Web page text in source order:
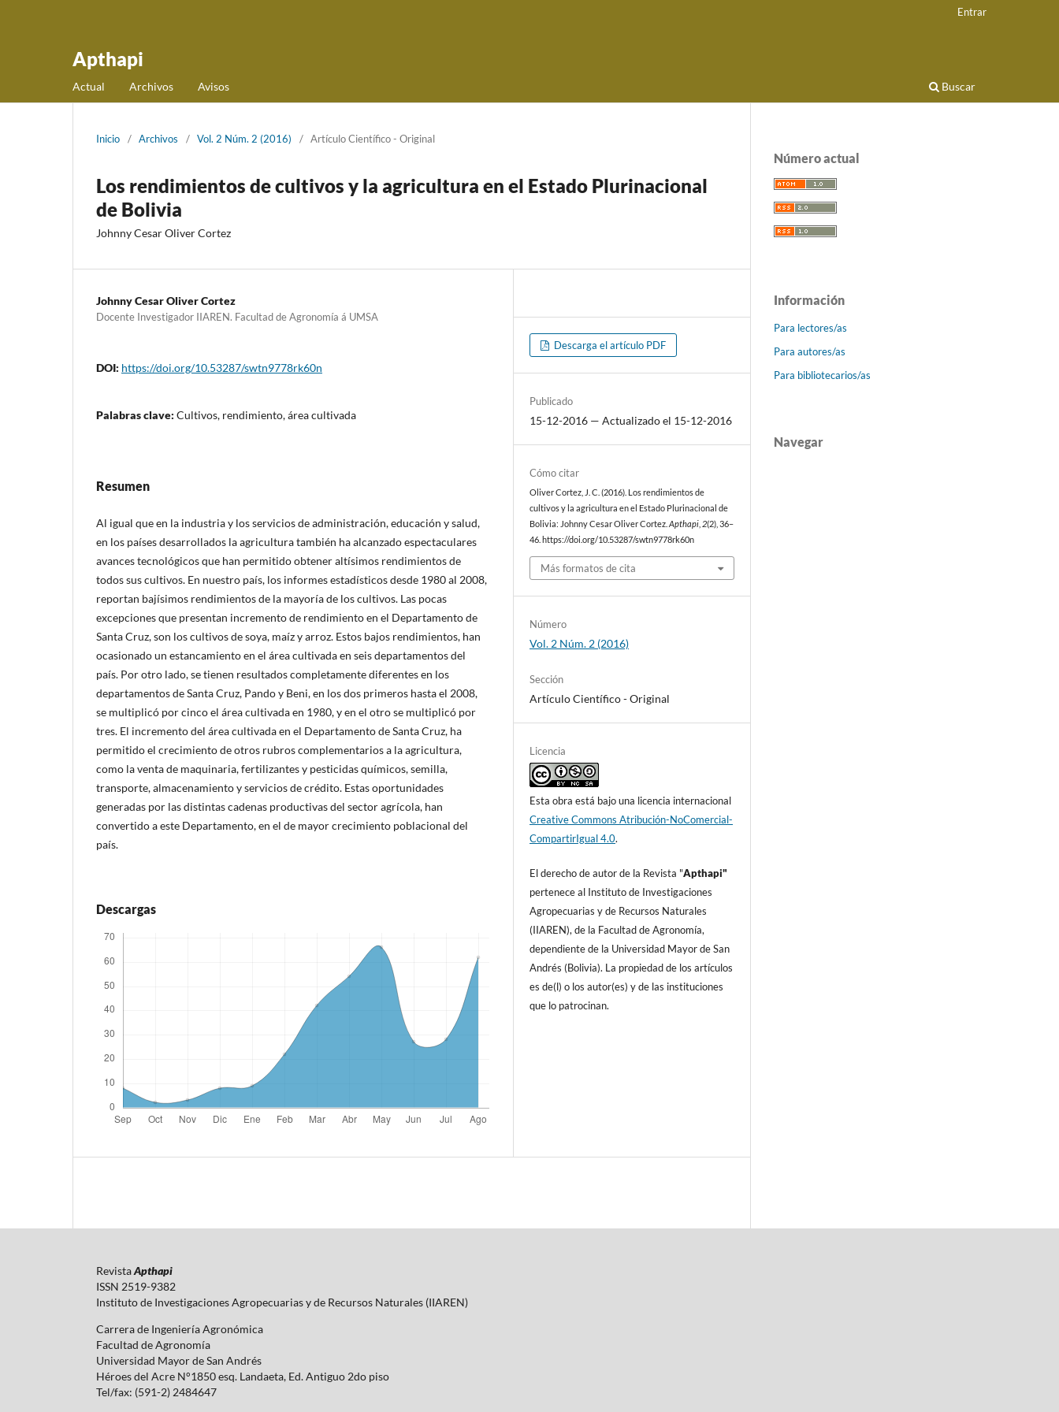
Apthapi
Actual Archivos Avisos Buscar
Entrar
Inicio / Archivos / Vol. 2 Núm. 2 (2016) / Artículo Cientí­fico - Original
Los rendimientos de cultivos y la agricultura en el Estado Plurinacional
de Bolivia
Johnny Cesar Oliver Cortez
Johnny Cesar Oliver Cortez
Docente Investigador IIAREN. Facultad de Agronomía á UMSA
DOI: https://doi.org/10.53287/swtn9778rk60n
Palabras clave: Cultivos, rendimiento, área cultivada
Resumen
Al igual que en la industria y los servicios de administración, educación y salud,
en los países desarrollados la agricultura también ha alcanzado espectaculares
avances tecnológicos que han permitido obtener altísimos rendimientos de
todos sus cultivos. En nuestro país, los informes estadísticos desde 1980 al 2008,
reportan bajísimos rendimientos de la mayoría de los cultivos. Las pocas
excepciones que presentan incremento de rendimiento en el Departamento de
Santa Cruz, son los cultivos de soya, maíz y arroz. Estos bajos rendimientos, han
ocasionado un estancamiento en el área cultivada en seis departamentos del
país. Por otro lado, se tienen resultados completamente diferentes en los
departamentos de Santa Cruz, Pando y Beni, en los dos primeros hasta el 2008,
se multiplicó por cinco el área cultivada en 1980, y en el otro se multiplicó por
tres. El incremento del área cultivada en el Departamento de Santa Cruz, ha
permitido el crecimiento de otros rubros complementarios a la agricultura,
como la venta de maquinaria, fertilizantes y pesticidas químicos, semilla,
transporte, almacenamiento y servicios de crédito. Estas oportunidades
generadas por las distintas cadenas productivas del sector agrícola, han
convertido a este Departamento, en el de mayor crecimiento poblacional del
país.
Descargas
Descarga el artículo PDF
Publicado
15-12-2016 — Actualizado el 15-12-2016
Cómo citar
Oliver Cortez, J. C. (2016). Los rendimientos de
cultivos y la agricultura en el Estado Plurinacional de
Bolivia: Johnny Cesar Oliver Cortez.Apthapi 2(2), 36–
46. https://doi.org/10.53287/swtn9778rk60n
Más formatos de cita
Número
Vol. 2 Núm. 2 (2016)
Sección
Artículo Cientí­fico - Original
Licencia
Esta obra está bajo una licencia internacional
Creative Commons Atribución-NoComercial-
CompartirIgual 4.0.
El derecho de autor de la Revista "Apthapi"
pertenece al Instituto de Investigaciones
Agropecuarias y de Recursos Naturales
(IIAREN), de la Facultad de Agronomí­a,
dependiente de la Universidad Mayor de San
Andrés (Bolivia). La propiedad de los artí­culos
es de(l) o los autor(es) y de las instituciones
que lo patrocinan.
Número actual
Información
Para lectores/as
Para autores/as
Para bibliotecarios/as
Navegar
RevistaApthapi
ISSN 2519-9382
Instituto de Investigaciones Agropecuarias y de Recursos Naturales (IIAREN)
Carrera de Ingeniería Agronómica
Facultad de Agronomía
Universidad Mayor de San Andrés
Héroes del Acre N°1850 esq. Landaeta, Ed. Antiguo 2do piso
Tel/fax: (591-2) 2484647